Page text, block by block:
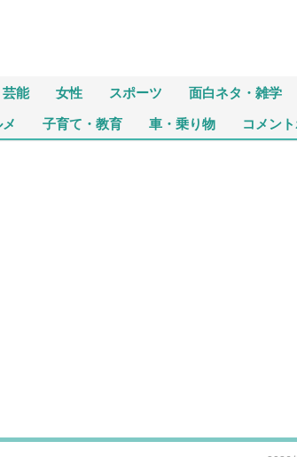
芸能 女性 スポーツ 面白ネタ・雑学
子育て・教育 車・乗り物 コメン